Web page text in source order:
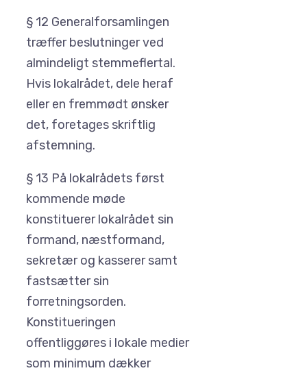
§ 12 Generalforsamlingen
træffer beslutninger ved
almindeligt stemmeflertal.
Hvis lokalrådet, dele heraf
eller en fremmødt ønsker
det, foretages skriftlig
afstemning.
§ 13 På lokalrådets først
kommende møde
konstituerer lokalrådet sin
formand, næstformand,
sekretær og kasserer samt
fastsætter sin
forretningsorden.
Konstitueringen
offentliggøres i lokale medier
som minimum dækker